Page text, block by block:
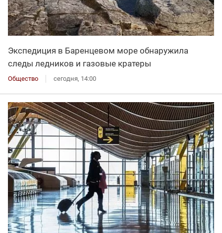
Экспедиция в Баренцевом море обнаружила
следы ледников и газовые кратеры
Общество сегодня, 14:00